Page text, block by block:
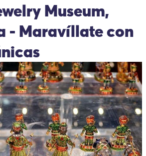
Museum,
- Maravíllate con